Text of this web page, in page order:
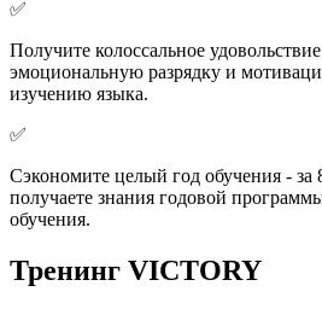
✅
Получите колоссальное
эмоциональную разрядку и
изучению языка.
✅
Сэкономите целый год обучения - за
получаете знания годовой
обучения.
Тренинг VICTORY